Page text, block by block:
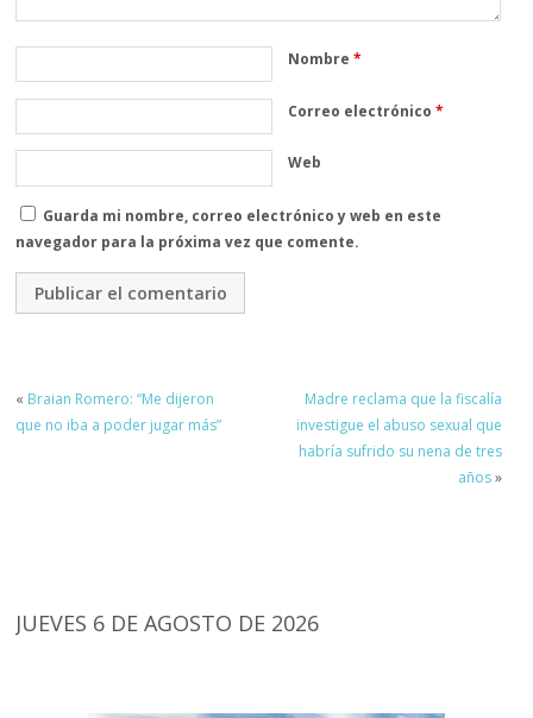
Nombre*
Correo electrónico*
Web
Guarda mi nombre, correo electrónico y web en este
navegador para la próxima vez que comente.
« Braian Romero: “Me dijeron
que no iba a poder jugar más”
Madre reclama que la fiscalía
investigue el abuso sexual que
habría sufrido su nena de tres
años»
JUEVES 6 DE AGOSTO DE 2026